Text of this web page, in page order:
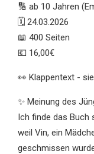
🔢 ab 10 Jahren
🗓️ 24.03.2026
📖 400 Seiten
💶 16,00€
👀 Klappentext -
✨ Meinung des
Ich finde das Buch
weil Vin, ein
geschmissen